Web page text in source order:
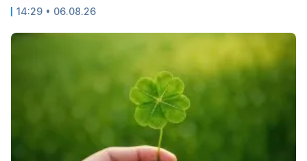
14:29 • 06.08.26